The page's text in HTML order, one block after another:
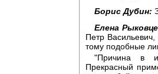
Борис Дубин:
Елена
Петр
тому подобные
"Причина в
Прекрасный